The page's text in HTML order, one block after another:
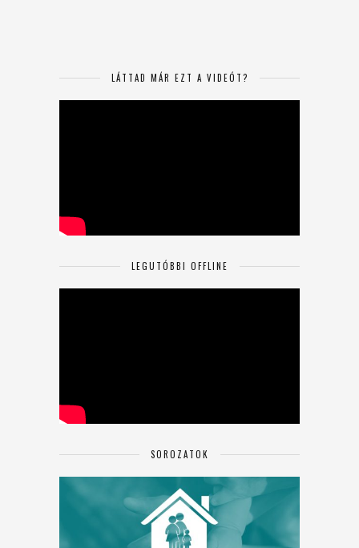
LÁTTAD MÁR EZT A VIDEÓT?
LEGUTÓBBI OFFLINE
SOROZATOK